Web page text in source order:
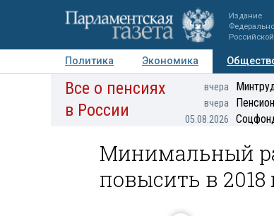
Издание
Политика Экономика
Авторы Персоны Мнения
Все о пенсиях
в России
вчера
вчера
05.08.2026
Минимальный
повысить в 2018